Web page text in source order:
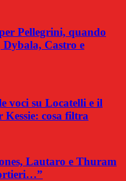
Pellegrini, quando
Castro e
voci su Locatelli e il
cosa filtra
Lautaro e Thuram